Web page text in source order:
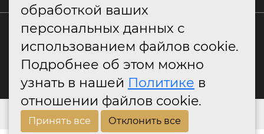
+7 (800) 550-79-10
info@classitaly.ru
© Интернет-магазин ClassItaly.ru,
ООО "Классика" 2026 г.
обработкой ваших
персональных данных с
использованием файлов cookie.
Подробнее об этом можно
узнать в нашей Политике в
отношении файлов cookie.
Принять все Отклонить все